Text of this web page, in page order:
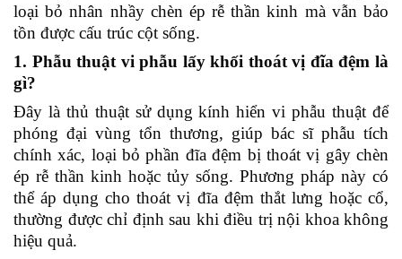
loại bỏ nhân nhầy chèn ép rễ thần kinh mà vẫn bảo
tồn được cấu trúc cột sống.
1. Phẫu thuật vi phẫu lấy khối thoát vị đĩa đệm là
gì?
Đây là thủ thuật sử dụng kính hiển vi phẫu thuật để
phóng đại vùng tổn thương, giúp bác sĩ phẫu tích
chính xác, loại bỏ phần đĩa đệm bị thoát vị gây chèn
ép rễ thần kinh hoặc tủy sống. Phương pháp này có
thể áp dụng cho thoát vị đĩa đệm thắt lưng hoặc cổ,
thường được chỉ định sau khi điều trị nội khoa không
hiệu quả.